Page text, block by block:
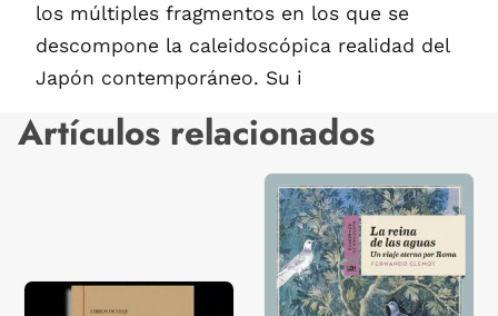
los múltiples fragmentos en los que se
descompone la caleidoscópica realidad del
Japón contemporáneo. Su i
Artículos relacionados